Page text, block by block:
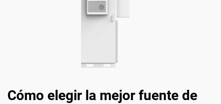
Cómo elegir la mejor fuente de